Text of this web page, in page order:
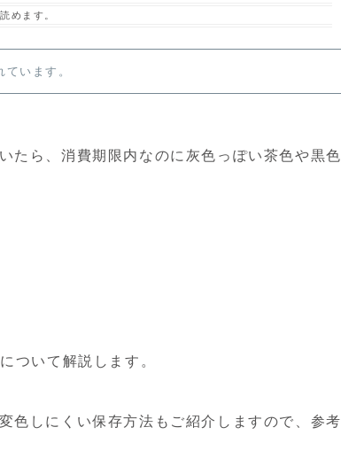
めます。
います。
たら、消費期限内なのに灰色っぽい茶色や黒色
について解説します。
色しにくい保存方法もご紹介しますので、参考